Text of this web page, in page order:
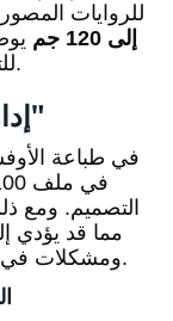
للروايات
إلى 120 جم
للتعامل مع حمولة الحبر الأثقل دون التواء.
إدارة كثافة الحبر و"الأسود الغني"
في طباعة
التصميم. ومع
مما قد يؤدي
ومشكلات في التجفيف إذا لم تتم إدارته بشكل صحيح.